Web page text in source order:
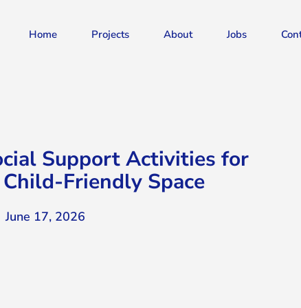
Home Projects About Jobs
Support Activities for
Friendly Space
June 17, 2026